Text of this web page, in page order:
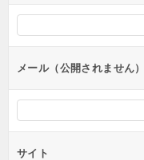
シ
ョ
ンメール（公開されません）
サイト